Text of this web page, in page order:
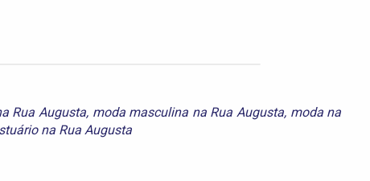
Rua Augusta, moda masculina na Rua Augusta, moda na
na Rua Augusta